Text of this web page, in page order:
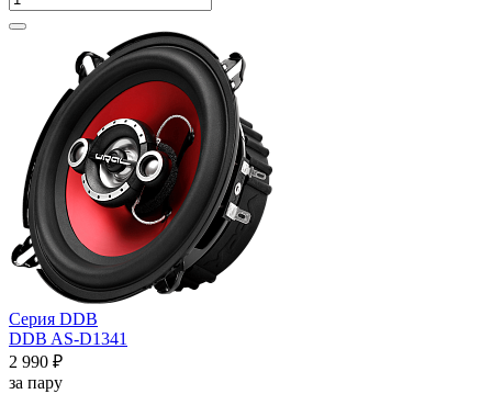
Серия DDB
DDB AS-D1341
2 990 ₽
за пару